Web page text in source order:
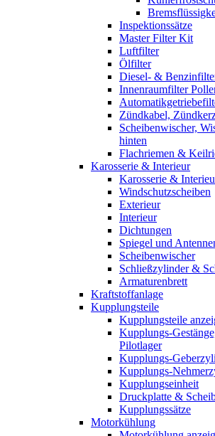
Inspektionssätze
Master Filter Kit
Luftfilter
Ölfilter
Diesel- &
Innenraumfilter
Zündkabel,
Scheibenwischer,
hinten
Flachriemen &
Karosserie & Interieur
Karosserie &
Windschutzscheiben
Exterieur
Interieur
Dichtungen
Spiegel und
Scheibenwischer
Schließzylinder &
Armaturenbrett
Kraftstoffanlage
Kupplungsteile
Kupplungsteile
Kupplungs-
Pilotlager
Kupplungs-
Kupplungs-
Kupplungseinheit
Druckplatte &
Kupplungssätze
Motorkühlung